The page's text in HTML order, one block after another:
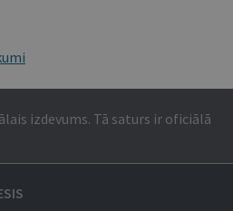
izdevums. Tā saturs ir oficiālā